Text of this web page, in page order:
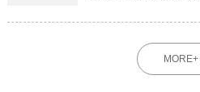
MORE+